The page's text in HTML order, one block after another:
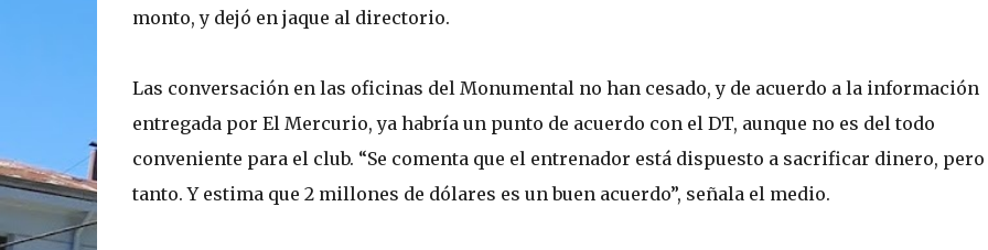
monto, y dejó en jaque al directorio.
Las conversación en las oficinas del Monumental no han cesado, y de acuerdo a la información
entregada por El Mercurio, ya habría un punto de acuerdo con el DT, aunque no es del todo
conveniente para el club. “Se comenta que el entrenador está dispuesto a sacrificar dinero, pero
tanto. Y estima que 2 millones de dólares es un buen acuerdo”, señala el medio.